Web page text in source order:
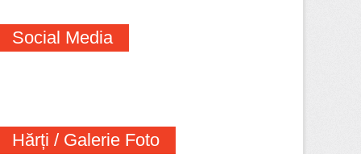
Social Media
Hărți / Galerie Foto